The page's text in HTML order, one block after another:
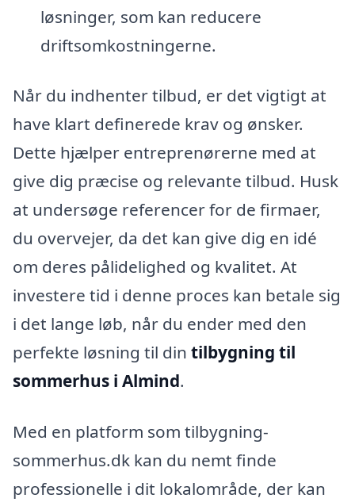
løsninger, som kan reducere
driftsomkostningerne.
Når du indhenter tilbud, er det vigtigt at
have klart definerede krav og ønsker.
Dette hjælper entreprenørerne med at
give dig præcise og relevante tilbud. Husk
at undersøge referencer for de firmaer,
du overvejer, da det kan give dig en idé
om deres pålidelighed og kvalitet. At
investere tid i denne proces kan betale sig
i det lange løb, når du ender med den
perfekte løsning til din tilbygning til
sommerhus i Almind.
Med en platform som tilbygning-
sommerhus.dk kan du nemt finde
professionelle i dit lokalområde, der kan